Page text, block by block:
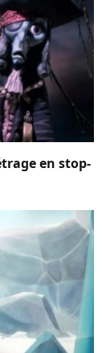
en stop-